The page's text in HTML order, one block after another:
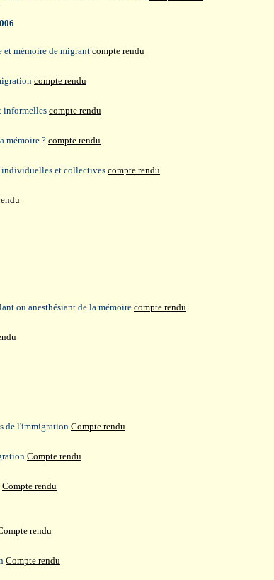
et mémoire de migrant compte rendu
compte rendu
informelles compte rendu
mémoire ?compte rendu
individuelles et collectives compte rendu
ou anesthésiant de la mémoire compte rendu
de l'immigration Compte rendu
Compte rendu
Compte rendu
rendu
Compte rendu